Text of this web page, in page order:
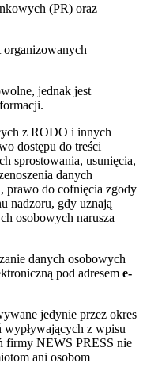
(PR) oraz
organizowanych
jednak jest
z RODO i innych
dostępu do treści
sprostowania, usunięcia,
danych
prawo do cofnięcia zgody
nadzoru, gdy uznają
osobowych narusza
danych osobowych
pod adresem e-
jedynie przez okres
wypływających z wpisu
firmy NEWS PRESS nie
ani osobom